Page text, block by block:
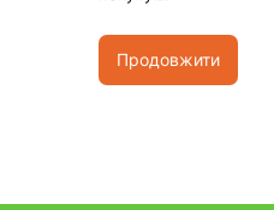
Продовжити